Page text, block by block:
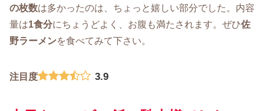
の枚数は多かったのは、ちょっと嬉しい部分でした。内容
量は1食分にちょうどよく、お腹も満たされます。ぜひ佐
野ラーメンを食べてみて下さい。
注目度 3.9